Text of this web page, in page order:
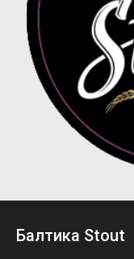
Балтика Stout